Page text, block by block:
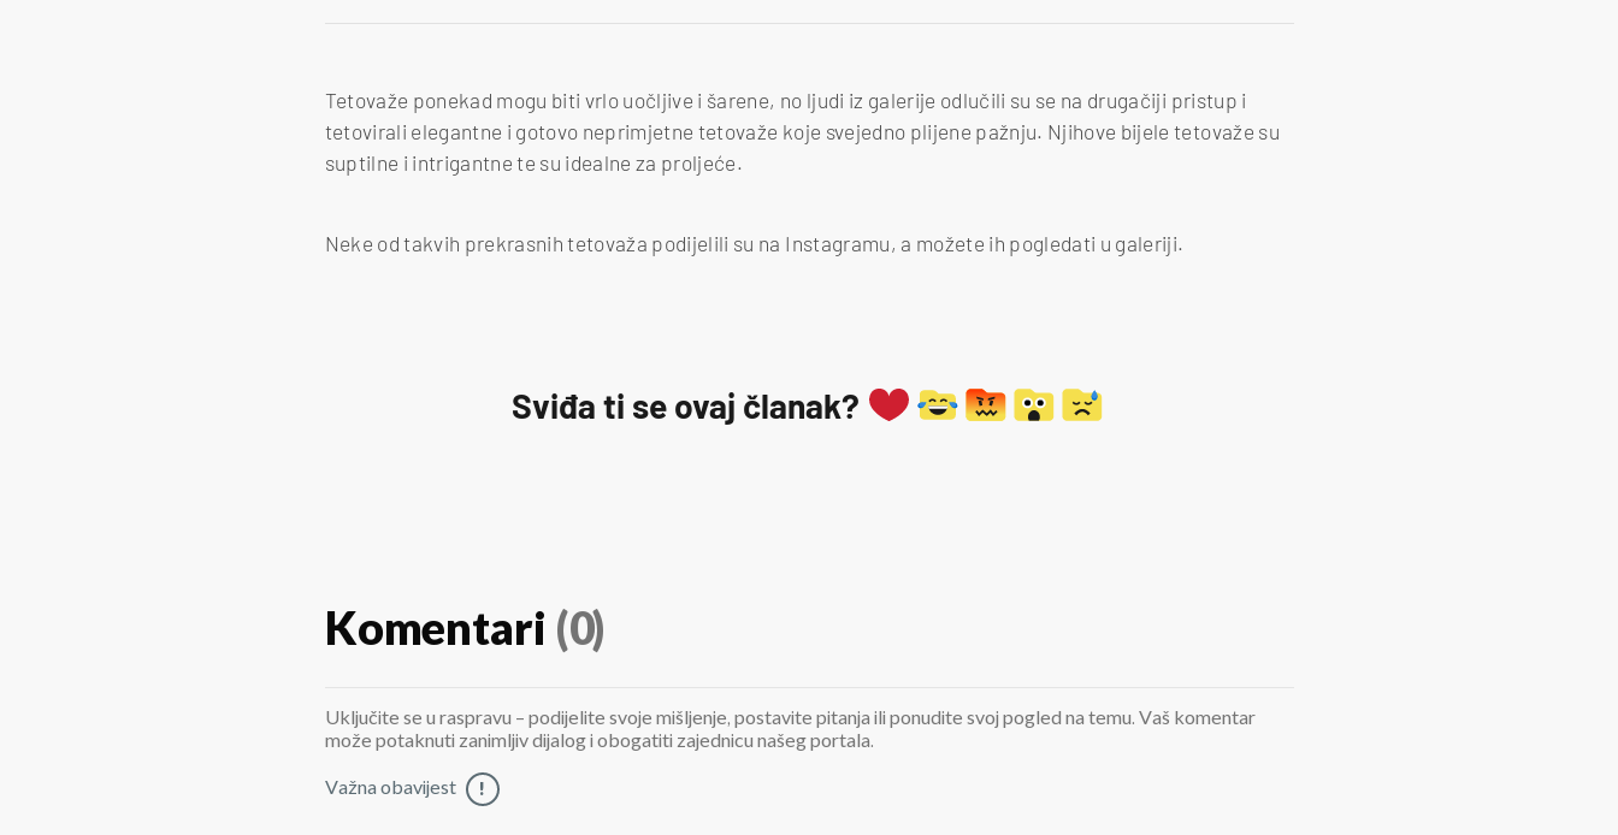
Tetovaže ponekad mogu biti vrlo uočljive i šarene, no ljudi iz galerije odlučili su se na drugačiji pristup i
tetovirali elegantne i gotovo neprimjetne tetovaže koje svejedno plijene pažnju. Njihove bijele tetovaže su
suptilne i intrigantne te su idealne za proljeće.
Neke od takvih prekrasnih tetovaža podijelili su na Instagramu, a možete ih pogledati u galeriji.
Sviđa ti se ovaj članak?
Komentari (0)
Uključite se u raspravu – podijelite svoje mišljenje, postavite pitanja ili ponudite svoj pogled na temu. Vaš komentar
može potaknuti zanimljiv dijalog i obogatiti zajednicu našeg portala.
Važna obavijest !